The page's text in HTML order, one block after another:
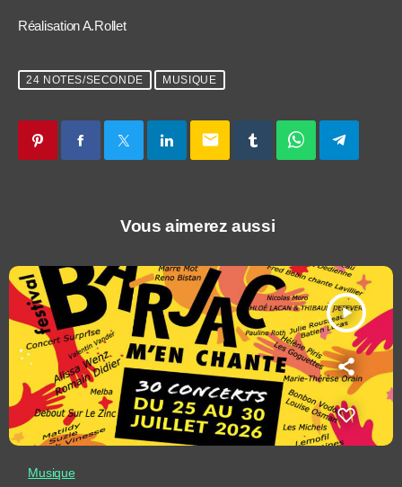
Réalisation A.Rollet
24 NOTES/SECONDE MUSIQUE
email
Vous aimerez aussi
play_arrow
Musique